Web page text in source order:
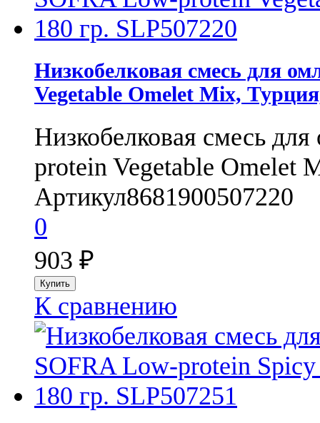
Низкобелковая смесь для
Vegetable Omelet Mix,
Низкобелковая смесь
protein Vegetable Omelet
Артикул8681900507220
0
903 ₽
К сравнению